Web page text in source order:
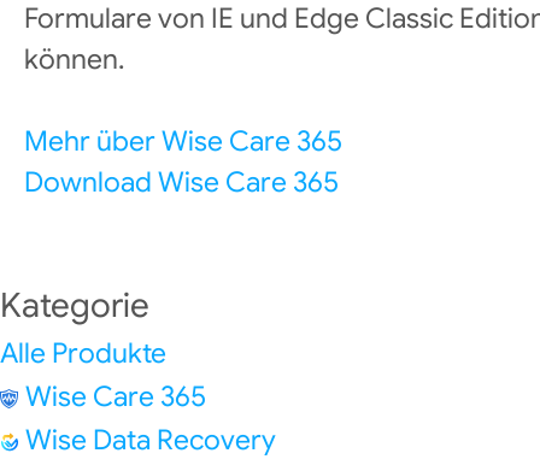
Formulare von IE und Edge Classic
können.
Mehr über Wise Care 365
Download Wise Care 365
Kategorie
Alle Produkte
Wise Care 365
Wise Data Recovery